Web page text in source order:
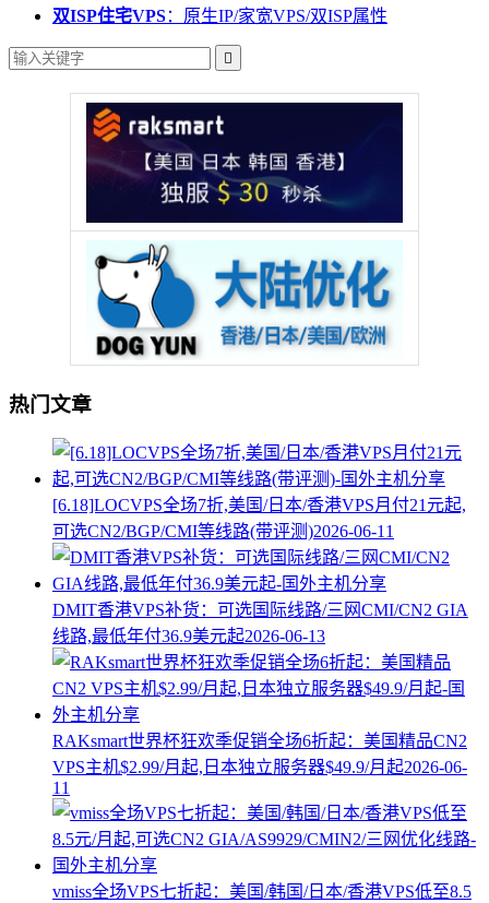
双ISP住宅VPS：原生IP/家宽VPS/双ISP属性

热门文章
[6.18]LOCVPS全场7折,美国/日本/香港VPS月付21元起,
可选CN2/BGP/CMI等线路(带评测)2026-06-11
DMIT香港VPS补货：可选国际线路/三网CMI/CN2 GIA
线路,最低年付36.9美元起2026-06-13
RAKsmart世界杯狂欢季促销全场6折起：美国精品CN2
VPS主机$2.99/月起,日本独立服务器$49.9/月起2026-06-
11
vmiss全场VPS七折起：美国/韩国/日本/香港VPS低至8.5